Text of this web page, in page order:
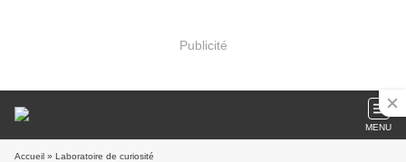
Publicité
MENU
Accueil » Laboratoire de curiosité